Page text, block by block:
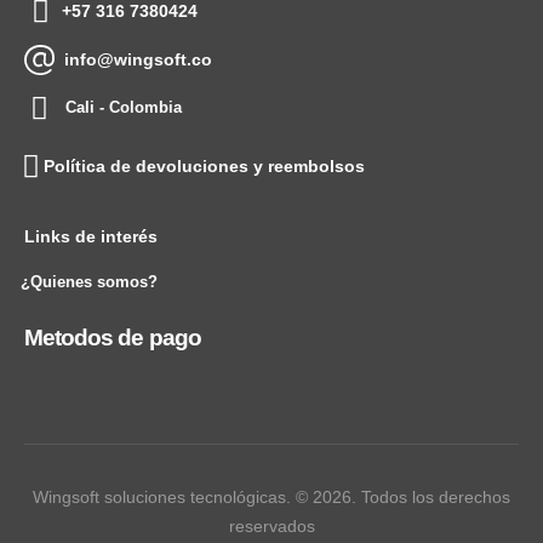
+57 316 7380424
info@wingsoft.co
Cali - Colombia
Política de devoluciones y reembolsos
Links de interés
¿Quienes somos?
Metodos de pago
Wingsoft soluciones tecnológicas. © 2026. Todos los derechos
reservados